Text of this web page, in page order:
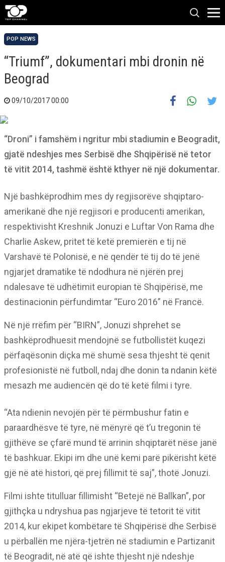
POP NEWS
“Triumf”, dokumentari mbi dronin në
Beograd
09/10/2017 00:00
“Droni” i famshëm i ngritur mbi stadiumin e Beogradit,
gjatë ndeshjes mes Serbisë dhe Shqipërisë në tetor
të vitit 2014, tashmë është kthyer në një dokumentar.
Një bashkëprodhim mes dy regjisorëve shqiptaro-
amerikanë dhe një regjisori e producenti amerikan,
respektivisht Kreshnik Jonuzi e Luftar Von Rama dhe
Charlie Askew, pritet të ketë premierën e tij në
Varshavë të Polonisë, e në qendër të tij do të jenë
ngjarjet dramatike të ndodhura në njërën prej
ndalesave të udhëtimit europian të Shqipërisë, me
destinacionin përfundimtar “Euro 2016” në Francë.
Në një rrëfim për “BIRN”, Jonuzi shprehet se
bashkëprodhuesit mendojnë se futbollistët kuqezi
përfaqësonin diçka më shumë sesa thjesht të qenit
profesionistë në futboll, ndaj dhe donin ta ndanin këtë
mesazh me audiencën që do të ketë filmi i tyre.
“Ata ndienin nevojën për të përmbushur fatin e
paraardhësve të tyre, në mënyrë që t’u tregonin të
gjithëve se çfarë mund të arrinin shqiptarët nëse janë
të bashkuar. Ekipi im dhe unë kemi parë pikërisht këtë
gjë në atë histori, që prej fillimit të saj”, thotë Jonuzi.
Filmi ishte titulluar fillimisht “Betejë në Ballkan”, por
gjithçka u ndryshua pas ngjarjeve të tetorit të vitit
2014, kur ekipet kombëtare të Shqipërisë dhe Serbisë
u përballën me njëra-tjetrën në stadiumin e Partizanit
të Beogradit, në atë që ishte thjesht një ndeshje